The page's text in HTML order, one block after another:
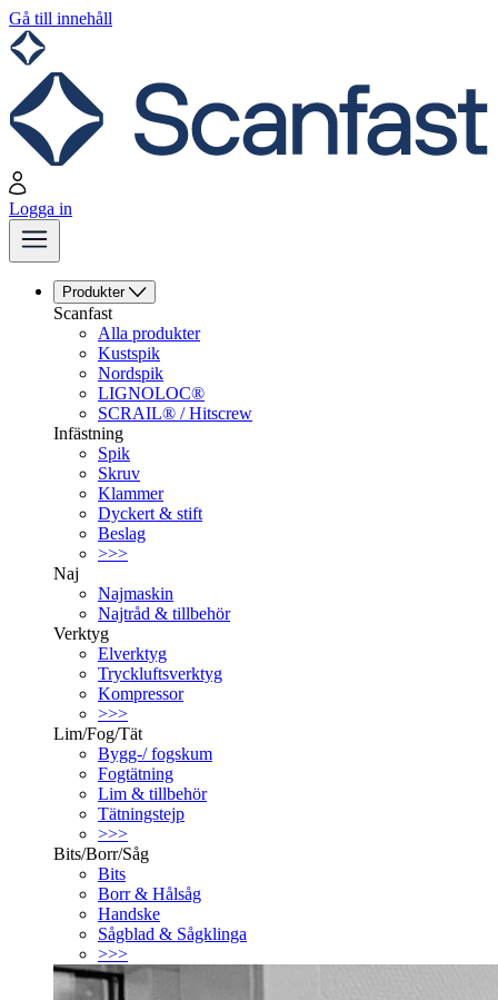
Gå till innehåll
Logga in
Produkter
Scanfast
Alla produkter
Kustspik
Nordspik
LIGNOLOC®
SCRAIL® / Hitscrew
Infästning
Spik
Skruv
Klammer
Dyckert & stift
Beslag
>>>
Naj
Najmaskin
Najtråd & tillbehör
Verktyg
Elverktyg
Tryckluftsverktyg
Kompressor
>>>
Lim/Fog/Tät
Bygg-/ fogskum
Fogtätning
Lim & tillbehör
Tätningstejp
>>>
Bits/Borr/Såg
Bits
Borr & Hålsåg
Handske
Sågblad & Sågklinga
>>>